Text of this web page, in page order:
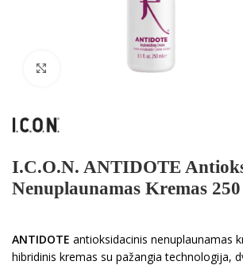
Spustelėkite norėdami padidinti
I.C.O.N. ANTIDOTE
Nenuplaunamas Kremas
ANTIDOTE antioksidacinis nenuplaunamas
hibridinis kremas su pažangia technologija,